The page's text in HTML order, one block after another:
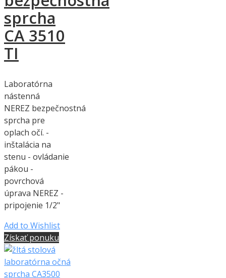
sprcha
CA 3510
TI
Laboratórna
nástenná
NEREZ bezpečnostná
sprcha pre
oplach očí. -
inštalácia na
stenu - ovládanie
pákou -
povrchová
úprava NEREZ -
pripojenie 1/2"
Add to Wishlist
Získať ponuku